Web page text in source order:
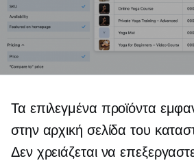
Τα επιλεγμένα προϊόντα
στην αρχική σελίδα του
Δεν χρειάζεται να